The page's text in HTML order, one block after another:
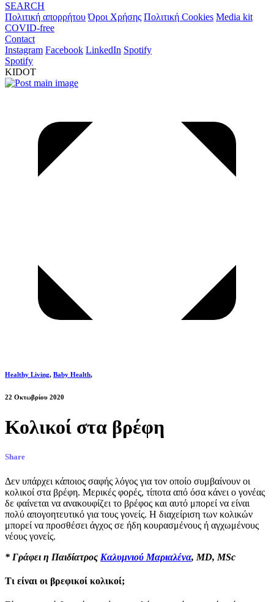
SEARCH
Πολιτική απορρήτου Όροι Χρήσης Πολιτική Cookies Media kit
COVID-free
Contact
Instagram Facebook LinkedIn Spotify
Spotify
KIDOT
Healthy Living, Baby Health,
22 Οκτωβρίου 2020
Κολικοί στα βρέφη
Share
Δεν υπάρχει κάποιος σαφής λόγος για τον οποίο συμβαίνουν οι
κολικοί στα βρέφη. Μερικές φορές, τίποτα από όσα κάνει ο γονέας
δε φαίνεται να ανακουφίζει το βρέφος και αυτό μπορεί να είναι
πολύ απογοητευτικό για τους γονείς. Η διαχείριση των κολικών
μπορεί να προσθέσει άγχος σε ήδη κουρασμένους ή αγχωμένους
νέους γονείς.
* Γράφει η Παιδίατρος Καλυμνιού Μαριαλένα, MD, MSc
Τι είναι οι βρεφικοί κολικοί;